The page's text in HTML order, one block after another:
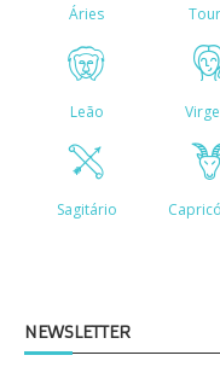
NEWSLETTER